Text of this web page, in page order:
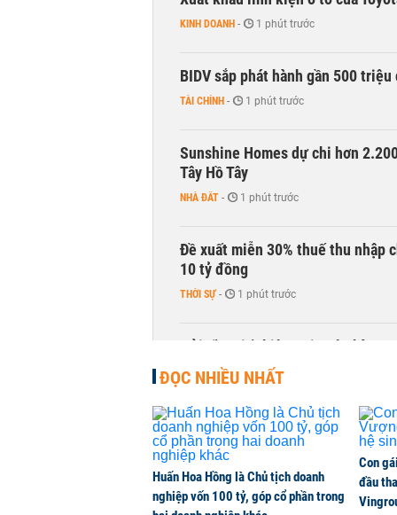
KINH DOANH - 1 phút trước
BIDV sắp phát hành gần 500
TÀI CHÍNH - 1 phút trước
Sunshine Homes dự chi hơn
Tây Hồ Tây
NHÀ ĐẤT - 1 phút trước
Đề xuất miễn 30% thuế thu nhập
10 tỷ đồng
THỜI SỰ - 1 phút trước
Gửi tiền tiết kiệm tại ngân hàng
TÀI CHÍNH - 1 phút trước
Khánh Hòa đề xuất làm khu đô
NHÀ ĐẤT - 1 phút trước
Thực hư vụ xe điện Geely bị từ
ĐỌC NHIỀU NHẤT
Huấn Hoa Hồng là Chủ tịch doanh
nghiệp vốn 100 tỷ, góp cổ phần trong
Con
đầu